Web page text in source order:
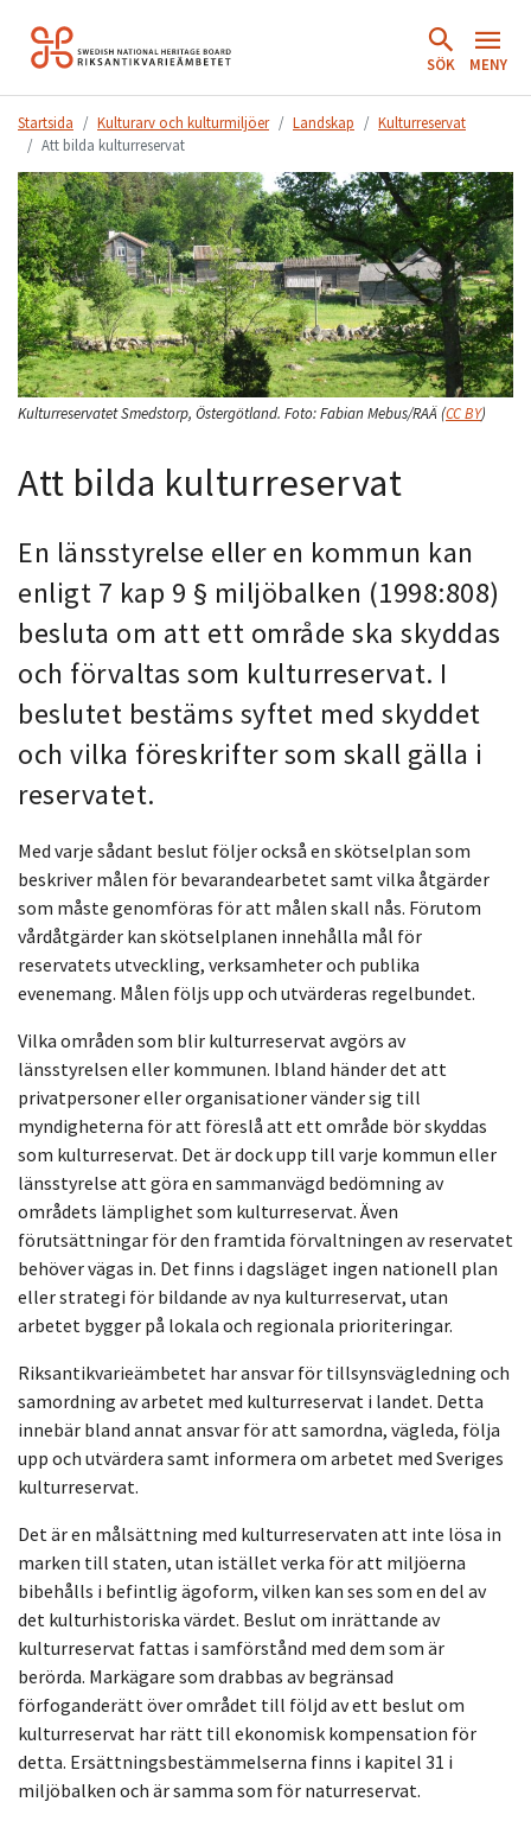
Hoppa
till
SÖK MENY
Startsida Kulturarv och kulturmiljöer Landskap
Kulturreservat
Att bilda kulturreservat
Kulturreservatet Smedstorp, Östergötland. Foto:Fabian Mebus/RAÄ(CC BY)
Att bilda kulturreservat
En länsstyrelse eller en kommun kan
enligt 7 kap 9 § miljöbalken (1998:808)
besluta om att ett område ska skyddas
och förvaltas som kulturreservat. I
beslutet bestäms syftet med skyddet
och vilka föreskrifter som skall gälla i
reservatet.
Med varje sådant beslut följer också en skötselplan som
beskriver målen för bevarandearbetet samt vilka åtgärder
som måste genomföras för att målen skall nås. Förutom
vårdåtgärder kan skötselplanen innehålla mål för
reservatets utveckling, verksamheter och publika
evenemang. Målen följs upp och utvärderas regelbundet.
Vilka områden som blir kulturreservat avgörs av
länsstyrelsen eller kommunen. Ibland händer det att
privatpersoner eller organisationer vänder sig till
myndigheterna för att föreslå att ett område bör skyddas
som kulturreservat. Det är dock upp till varje kommun eller
länsstyrelse att göra en sammanvägd bedömning av
områdets lämplighet som kulturreservat. Även
förutsättningar för den framtida förvaltningen av reservatet
behöver vägas in. Det finns i dagsläget ingen nationell plan
eller strategi för bildande av nya kulturreservat, utan
arbetet bygger på lokala och regionala prioriteringar.
Riksantikvarieämbetet har ansvar för tillsynsvägledning och
samordning av arbetet med kulturreservat i landet. Detta
innebär bland annat ansvar för att samordna, vägleda, följa
upp och utvärdera samt informera om arbetet med Sveriges
kulturreservat.
Det är en målsättning med kulturreservaten att inte lösa in
marken till staten, utan istället verka för att miljöerna
bibehålls i befintlig ägoform, vilken kan ses som en del av
det kulturhistoriska värdet. Beslut om inrättande av
kulturreservat fattas i samförstånd med dem som är
berörda. Markägare som drabbas av begränsad
förfoganderätt över området till följd av ett beslut om
kulturreservat har rätt till ekonomisk kompensation för
detta. Ersättningsbestämmelserna finns i kapitel 31 i
miljöbalken och är samma som för naturreservat.